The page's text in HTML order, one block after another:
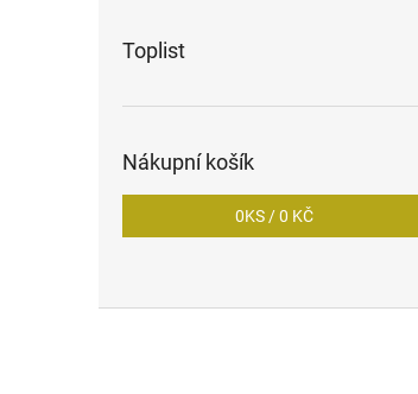
Toplist
Nákupní košík
0KS /0 KČ